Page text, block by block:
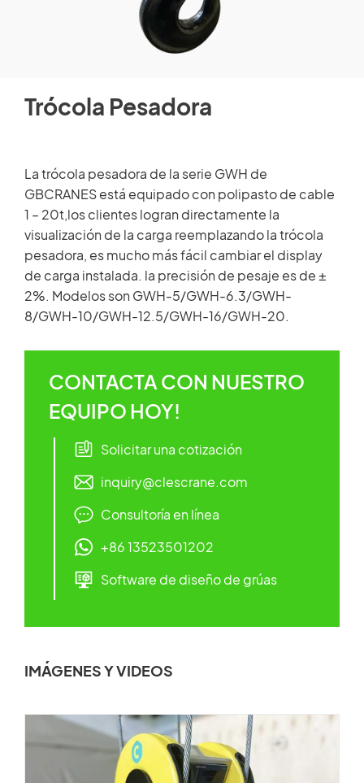
Miembro de repuestos
×
VIDEO
CARRERA
CONTÁCTENOS
Trócola Pesadora
La trócola pesadora de la serie GWH de
GBCRANES está equipado con polipasto de cable
1 – 20t,los clientes logran directamente la
visualización de la carga reemplazando la trócola
pesadora, es mucho más fácil cambiar el display
de carga instalada. la precisión de pesaje es de ±
2%. Modelos son GWH-5/GWH-6.3/GWH-
8/GWH-10/GWH-12.5/GWH-16/GWH-20.
CONTACTA CON NUESTRO
EQUIPO HOY!
Solicitar una cotización
inquiry@clescrane.com
Consultoría en línea
+86 13523501202
Software de diseño de grúas
IMÁGENES Y VIDEOS